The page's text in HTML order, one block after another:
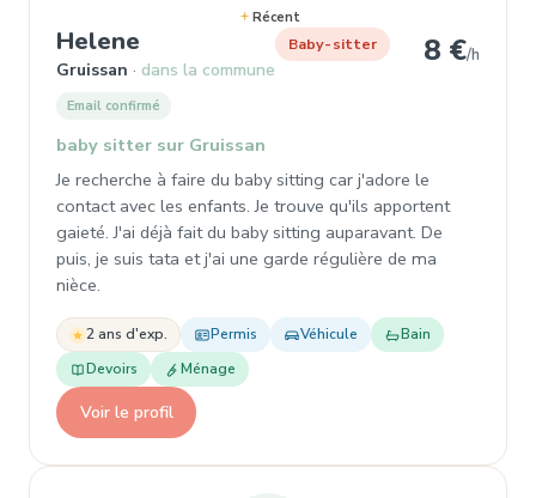
Récent
Helene , Baby-sitter à Gruissan
Gruissan dans la commune
Baby-sitter 8 €/h
Email confirmé
baby sitter sur Gruissan
Je recherche à faire du baby sitting car j'adore le
contact avec les enfants. Je trouve qu'ils apportent
gaieté. J'ai déjà fait du baby sitting auparavant. De
puis, je suis tata et j'ai une garde régulière de ma
nièce.
2 ans d'exp. Permis Véhicule
Bain
Devoirs
Ménage
Voir le profil